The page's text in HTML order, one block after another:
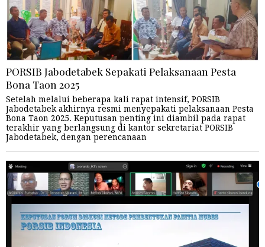
PORSIB Jabodetabek Sepakati Pelaksanaan Pesta
Bona Taon 2025
Setelah melalui beberapa kali rapat intensif, PORSIB
Jabodetabek akhirnya resmi menyepakati pelaksanaan Pesta
Bona Taon 2025. Keputusan penting ini diambil pada rapat
terakhir yang berlangsung di kantor sekretariat PORSIB
Jabodetabek, dengan perencanaan